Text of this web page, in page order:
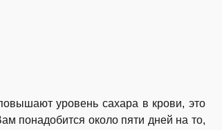
уровень сахара в крови, это
понадобится около пяти дней на то,